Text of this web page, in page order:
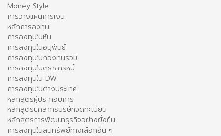
Money Style
การวางแผนการเงิน
หลักการลงทุน
การลงทุนในหุ้น
การลงทุนในอนุพันธ์
การลงทุนในกองทุนรวม
การลงทุนในตราสารหนี้
การลงทุนใน DW
การลงทุนในต่างประเทศ
หลักสูตรผู้ประกอบการ
หลักสูตรบุคลากรบริษัทจดทะเบียน
หลักสูตรการพัฒนาธุรกิจอย่างยั่งยืน
การลงทุนในสินทรัพย์ทางเลือกอื่น ๆ